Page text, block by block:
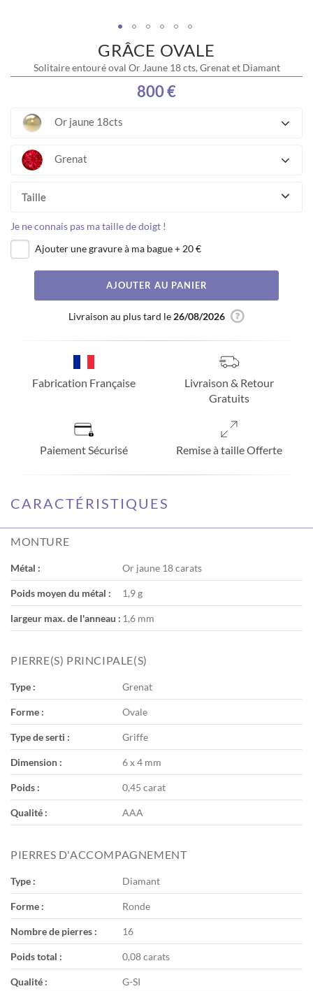
GRÂCE OVALE
Solitaire entouré oval Or Jaune 18 cts, Grenat et Diamant
800 €
Or jaune 18cts
Grenat
Taille
Je ne connais pas ma taille de doigt !
Ajouter une gravure à ma bague+ 20 €
AJOUTER AU PANIER
Livraison au plus tard le 26/08/2026
Fabrication Française
Livraison & Retour
Gratuits
Paiement Sécurisé Remise à taille Offerte
images
gallery
CARACTÉRISTIQUES
MONTURE
Métal : Or jaune 18 carats
Poids moyen du métal : 1,9 g
largeur max. de l'anneau : 1,6 mm
PIERRE(S) PRINCIPALE(S)
Type : Grenat
Forme : Ovale
Type de serti : Griffe
Dimension : 6 x 4 mm
Poids : 0,45 carat
Qualité : AAA
PIERRES D'ACCOMPAGNEMENT
Type : Diamant
Forme : Ronde
Nombre de pierres : 16
Poids total : 0,08 carats
Qualité : G-SI